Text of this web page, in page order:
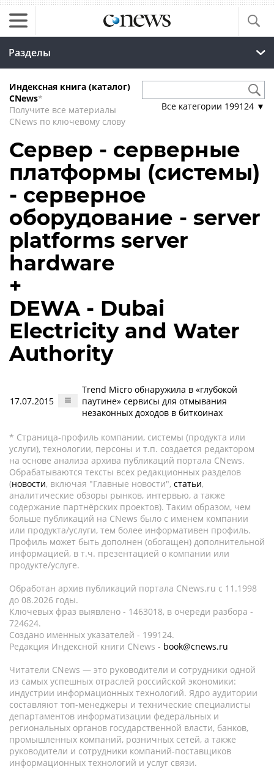
Разделы
Индексная книга (каталог)
CNews*
Получите все материалы
CNews по ключевому слову
Все категории 199124 ▼
Сервер - серверные
платформы (системы)
- серверное
оборудование - server
platforms server
hardware
+
DEWA - Dubai
Electricity and Water
Authority
17.07.2015
Trend Micro обнаружила в «глубокой
паутине» сервисы для отмывания
незаконных доходов в биткоинах
* Страница-профиль компании, системы (продукта или
услуги), технологии, персоны и т.п. создается редактором
на основе анализа архива публикаций портала CNews.
Обрабатываются тексты всех редакционных разделов
(новости, включая "Главные новости", статьи,
аналитические обзоры рынков, интервью, а также
содержание партнёрских проектов). Таким образом, чем
больше публикаций на CNews было с именем компании
или продукта/услуги, тем более информативен профиль.
Профиль может быть дополнен (обогащен) дополнительной
информацией, в т.ч. презентацией о компании или
продукте/услуге.
Обработан архив публикаций портала CNews.ru c 11.1998
до 08.2026 годы.
Ключевых фраз выявлено - 1463018, в очереди разбора -
724624.
Создано именных указателей - 199124.
Редакция Индексной книги CNews - book@cnews.ru
Читатели CNews — это руководители и сотрудники одной
из самых успешных отраслей российской экономики:
индустрии информационных технологий. Ядро аудитории
составляют топ-менеджеры и технические специалисты
департаментов информатизации федеральных и
региональных органов государственной власти, банков,
промышленных компаний, розничных сетей, а также
руководители и сотрудники компаний-поставщиков
информационных технологий и услуг связи.